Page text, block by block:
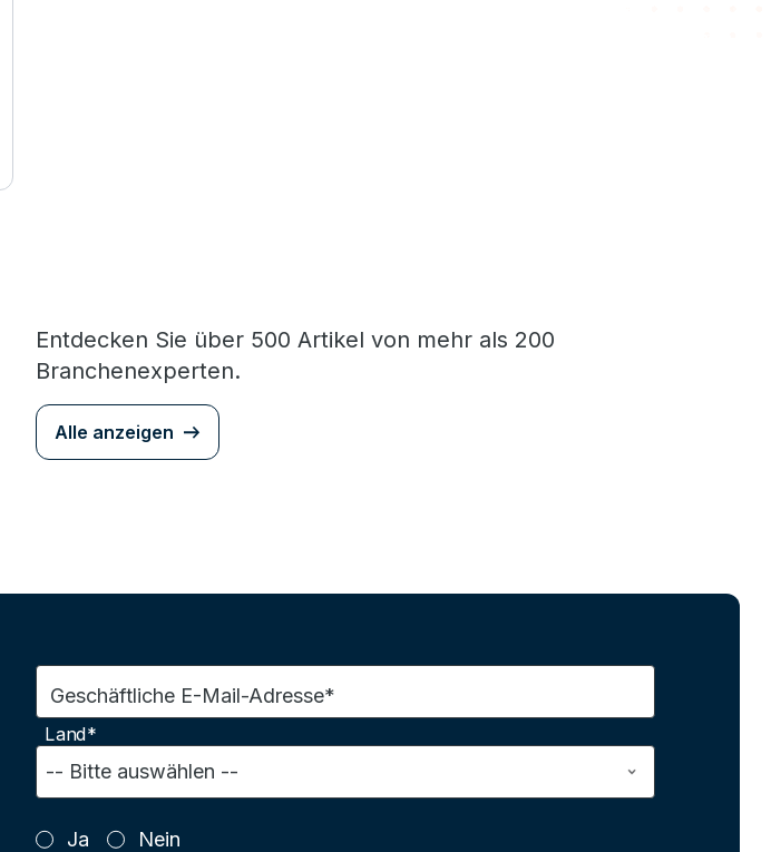
Entdecken Sie über 500 Artikel von mehr als 200
Branchenexperten.
Alle anzeigen
Geschäftliche E-Mail-Adresse*
Land*
Ja Nein